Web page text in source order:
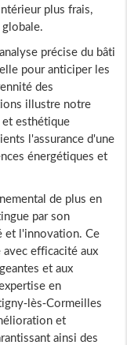
plus frais,
précise du bâti
pour anticiper les
des
illustre notre
esthétique
l'assurance d'une
énergétiques et
de plus en
par son
et l'innovation. Ce
efficacité aux
et aux
en
lès-Cormeilles
et
ainsi des